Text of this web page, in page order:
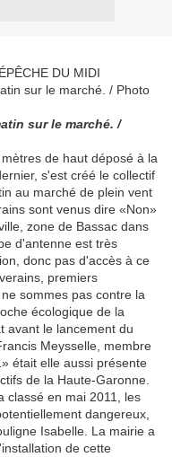
DU MIDI
sur le marché. /
de haut déposé à la
s'est créé le collectif
au marché de plein vent
sont venus dire «Non»
zone de Bassac dans
d'antenne est très
donc pas d'accès à ce
premiers
sommes pas contre la
écologique de la
avant le lancement du
Meysselle, membre
était elle aussi présente
de la Haute-Garonne.
classé en mai 2011, les
dangereux,
Isabelle. La mairie a
de cette